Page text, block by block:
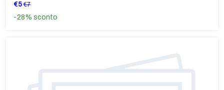
€5 €7
-28% sconto